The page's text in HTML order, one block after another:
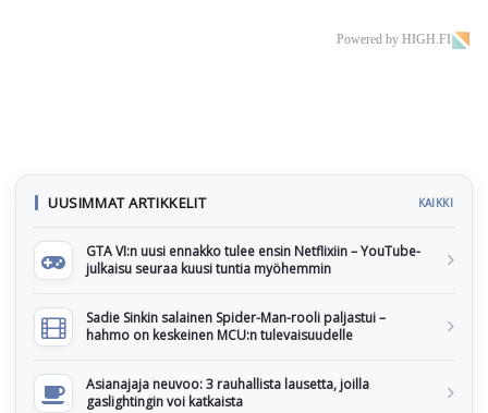
Powered by HIGH.FI
UUSIMMAT ARTIKKELIT KAIKKI
GTA VI:n uusi ennakko tulee ensin Netflixiin – YouTube-
julkaisu seuraa kuusi tuntia myöhemmin
Sadie Sinkin salainen Spider-Man-rooli paljastui –
hahmo on keskeinen MCU:n tulevaisuudelle
Asianajaja neuvoo: 3 rauhallista lausetta, joilla
gaslightingin voi katkaista